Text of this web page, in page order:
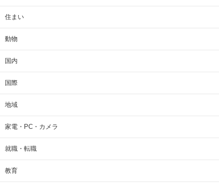
住まい
動物
国内
国際
地域
家電・PC・カメラ
就職・転職
教育